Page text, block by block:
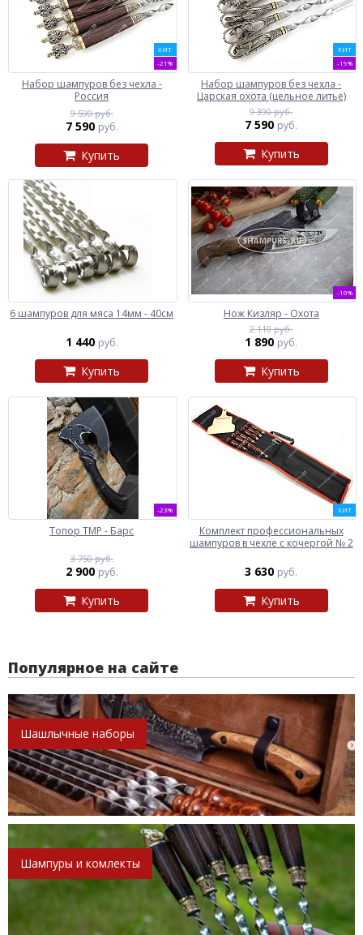
ХИТ
-21%
Набор шампуров без чехла -
Россия
9 590 руб.
7 590 руб.
Купить
ХИТ
-19%
Набор шампуров без чехла -
Царская охота (цельное литье)
9 390 руб.
7 590 руб.
Купить
6 шампуров для мяса 14мм - 40см
1 440 руб.
Купить
-10%
Нож Кизляр - Охота
2 110 руб.
1 890 руб.
Купить
-23%
Топор ТМР - Барс
3 750 руб.
2 900 руб.
Купить
ХИТ
Комплект профессиональных
шампуров в чехле с кочергой № 2
3 630 руб.
Купить
Популярное на сайте
Шашлычные наборы
Шампуры и комлекты